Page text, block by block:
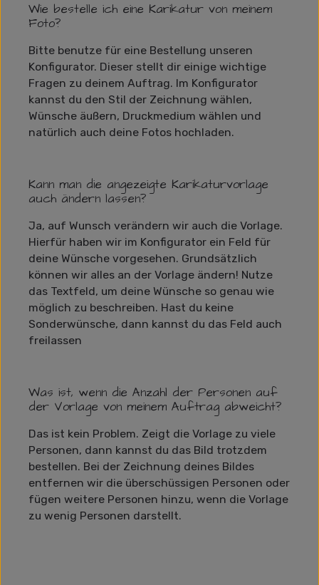
Wie bestelle ich eine Karikatur von meinem
Foto?
Bitte benutze für eine Bestellung unseren
Konfigurator. Dieser stellt dir einige wichtige
Fragen zu deinem Auftrag. Im Konfigurator
kannst du den Stil der Zeichnung wählen,
Wünsche äußern, Druckmedium wählen und
natürlich auch deine Fotos hochladen.
Kann man die angezeigte Karikaturvorlage
auch ändern lassen?
Ja, auf Wunsch verändern wir auch die Vorlage.
Hierfür haben wir im Konfigurator ein Feld für
deine Wünsche vorgesehen. Grundsätzlich
können wir alles an der Vorlage ändern! Nutze
das Textfeld, um deine Wünsche so genau wie
möglich zu beschreiben. Hast du keine
Sonderwünsche, dann kannst du das Feld auch
freilassen
Was ist, wenn die Anzahl der Personen auf
der Vorlage von meinem Auftrag abweicht?
Das ist kein Problem. Zeigt die Vorlage zu viele
Personen, dann kannst du das Bild trotzdem
bestellen. Bei der Zeichnung deines Bildes
entfernen wir die überschüssigen Personen oder
fügen weitere Personen hinzu, wenn die Vorlage
zu wenig Personen darstellt.